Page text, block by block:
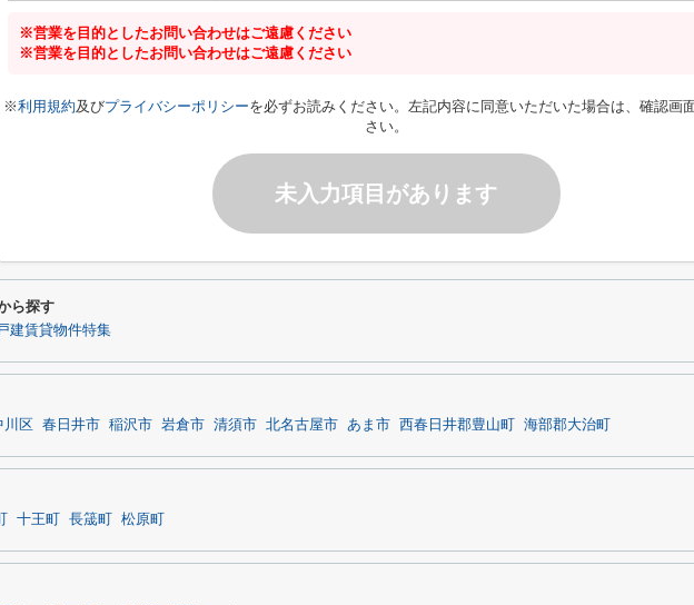
※営業を目的としたお問い合わせはご遠慮ください
※営業を目的としたお問い合わせはご遠慮ください
※利用規約及びプライバシーポリシーを必ずお読みください。左記内容に同意いただいた場合は、確認画
さい。
未入力項目があります
ら探す
建賃貸物件特集
川区 春日井市 稲沢市 岩倉市 清須市 北名古屋市 あま市 西春日井郡豊山町 海部郡大治町
十王町 長筬町 松原町